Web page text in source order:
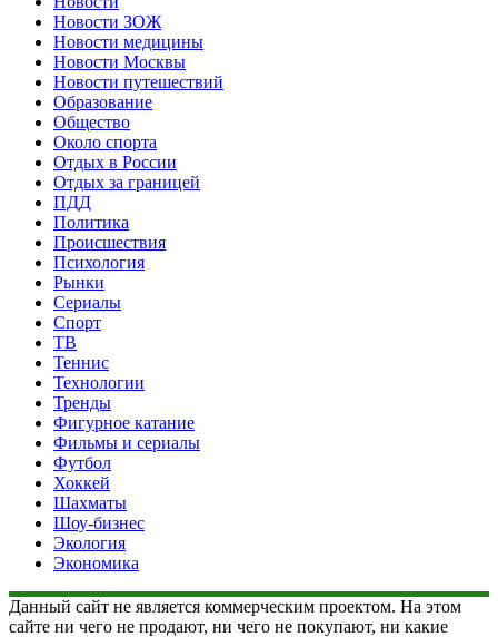
Новости ЗОЖ
Новости медицины
Новости Москвы
Новости путешествий
Образование
Общество
Около спорта
Отдых в России
Отдых за границей
ПДД
Политика
Происшествия
Психология
Рынки
Сериалы
Спорт
ТВ
Теннис
Технологии
Тренды
Фигурное катание
Фильмы и сериалы
Футбол
Хоккей
Шахматы
Шоу-бизнес
Экология
Экономика
Данный сайт не является коммерческим проектом. На этом
сайте ни чего не продают, ни чего не покупают, ни какие